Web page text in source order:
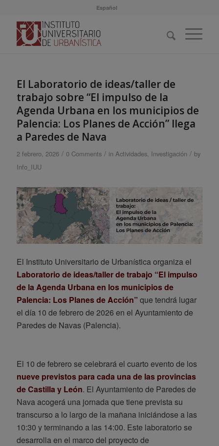
Español
El Laboratorio de ideas/taller de
trabajo sobre “El impulso de la
Agenda Urbana en los municipios de
Palencia: Los Planes de Acción” llega
a Paredes de Nava
2 febrero, 2026 / 0 Comments / in Actividades, Investigación / by
Info_IUU
El Instituto Universitario de Urbanística organiza el
Laboratorio de ideas/taller de trabajo “El impulso
de la Agenda Urbana en los municipios de
Palencia: Los Planes de Acción” que tendrá lugar
el día 10 de febrero de 2026 en el Ayuntamiento de
Paredes de Navas (Palencia).
El 10 de febrero se celebrará el cuarto evento de los
nueve previstos para cada una de las provincias
de Castilla y León. El Ayuntamiento de Paredes de
Nava acogerá una jornada que tiene prevista su
transcurso a lo largo de la mañana iniciándose a las
10:30 y terminando a las 14:00. Este laboratorio se
desarrolla en el marco del proyecto de